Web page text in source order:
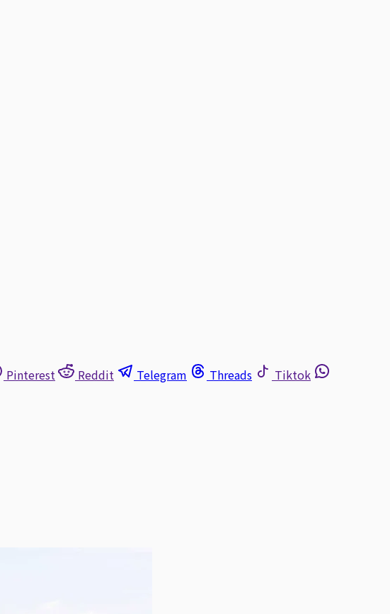
Pinterest Reddit Telegram Threads
Tiktok